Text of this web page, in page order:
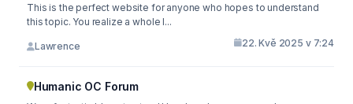
This is the perfect website for anyone who hopes to understand
this topic. You realize a whole l...
Lawrence 22. Kvě 2025 v 7:24
Humanic OC Forum